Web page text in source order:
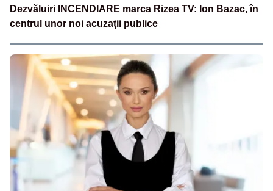
Dezvăluiri INCENDIARE marca Rizea TV: Ion Bazac, în
centrul unor noi acuzații publice